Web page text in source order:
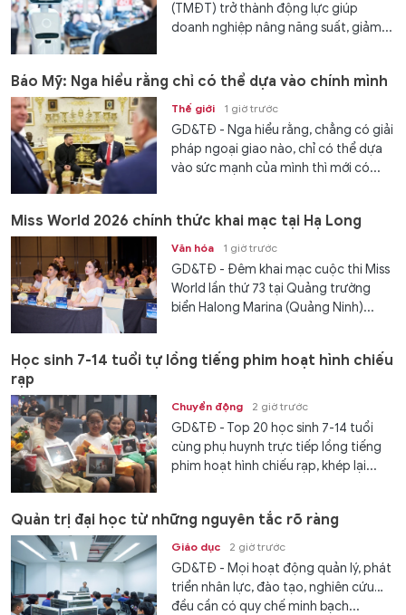
(TMĐT) trở thành động lực giúp
doanh nghiệp nâng năng suất, giảm...
Báo Mỹ: Nga hiểu rằng chỉ có thể dựa vào chính mình
Thế giới 1 giờ trước
GD&TĐ - Nga hiểu rằng, chẳng có giải
pháp ngoại giao nào, chỉ có thể dựa
vào sức mạnh của mình thì mới có...
Miss World 2026 chính thức khai mạc tại Hạ Long
Văn hóa 1 giờ trước
GD&TĐ - Đêm khai mạc cuộc thi Miss
World lần thứ 73 tại Quảng trường
biển Halong Marina (Quảng Ninh)...
Học sinh 7-14 tuổi tự lồng tiếng phim hoạt hình chiếu
rạp
Chuyển động 2 giờ trước
GD&TĐ - Top 20 học sinh 7-14 tuổi
cùng phụ huynh trực tiếp lồng tiếng
phim hoạt hình chiếu rạp, khép lại...
Quản trị đại học từ những nguyên tắc rõ ràng
Giáo dục 2 giờ trước
GD&TĐ - Mọi hoạt động quản lý, phát
triển nhân lực, đào tạo, nghiên cứu…
đều cần có quy chế minh bạch...